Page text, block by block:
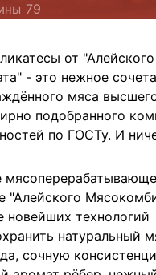
79
от "Алейского
- это нежное
мяса
подобранного
по ГОСТу. И
"Алейского
новейших технологий
натуральный
сочную